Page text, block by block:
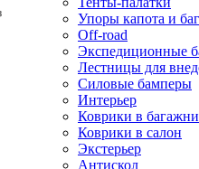
Упоры капота и
Off-road
Экспедиционные
Лестницы для
Силовые бамперы
Интерьер
Коврики в
Коврики в салон
Экстерьер
Антискол